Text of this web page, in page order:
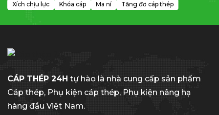
Xích chịu lực
Khóa cáp Ma ní Tăng đơ cáp thép
CÁP THÉP 24H tự hào là nhà cung cấp sản phẩm
Cáp thép, Phụ kiện cáp thép, Phụ kiện nâng hạ
hàng đầu Việt Nam.